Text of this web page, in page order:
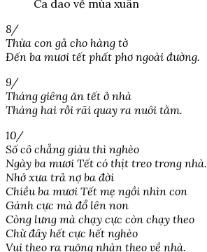
Ca dao về mùa xuân
8/
Thừa con gả cho hàng tờ
Đến ba mươi tết phất phơ ngoài đường.
9/
Tháng giêng ăn tết ở nhà
Tháng hai rỗi rãi quay ra nuôi tằm.
10/
Số cô chẳng giàu thì nghèo
Ngày ba mươi Tết có thịt treo trong nhà.
Nhớ xưa trả nợ ba đời
Chiều ba mươi Tết mẹ ngồi nhìn con
Gánh cực mà đổ lên non
Còng lưng mà chạy cực còn chạy theo
Chừ đây hết cực hết nghèo
Vui theo ra ruộng nhàn theo về nhà.